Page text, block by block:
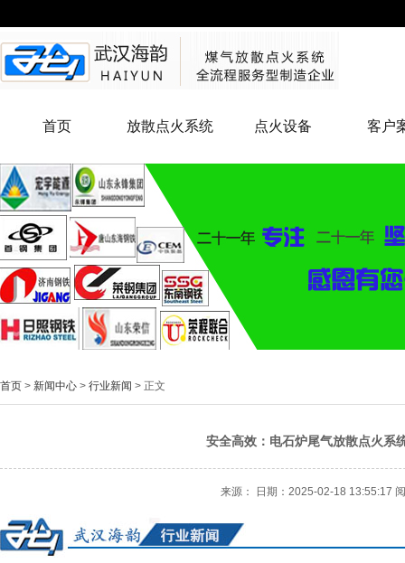
首页 放散点火系统 点火设备 客户
首页 > 新闻中心 > 行业新闻 > 正文
安全高效：电石炉尾气放散点火系
来源： 日期：2025-02-18 13:55:17